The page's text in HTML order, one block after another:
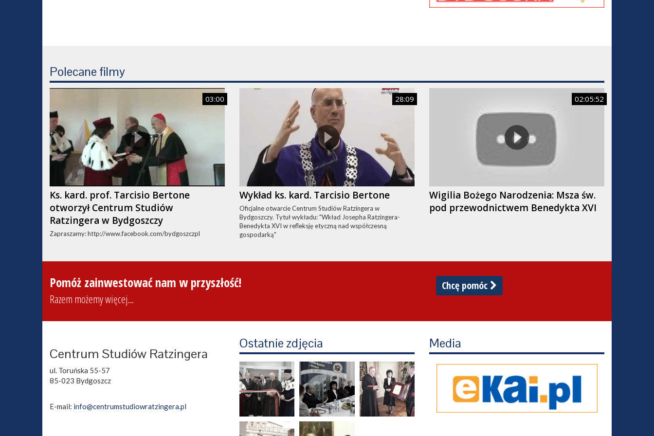
Polecane filmy
03:00
Ks. kard. prof. Tarcisio Bertone
otworzył Centrum Studiów
Ratzingera w Bydgoszczy
Zapraszamy: http://www.facebook.com/bydgoszczpl
28:09
Wykład ks. kard. Tarcisio Bertone
Oficjalne otwarcie Centrum Studiów Ratzingera w
Bydgoszczy. Tytuł wykładu: "Wkład Josepha Ratzingera-
Benedykta XVI w refleksję etyczną nad współczesną
gospodarką"
02:05:52
Wigilia Bożego Narodzenia: Msza św.
pod przewodnictwem Benedykta XVI
Pomóż zainwestować nam w przyszłość!
Razem możemy więcej...
Chcę pomóc
Centrum Studiów Ratzingera
ul. Toruńska 55-57
85-023 Bydgoszcz
E-mail: info@centrumstudiowratzingera.pl
Ostatnie zdjęcia Media